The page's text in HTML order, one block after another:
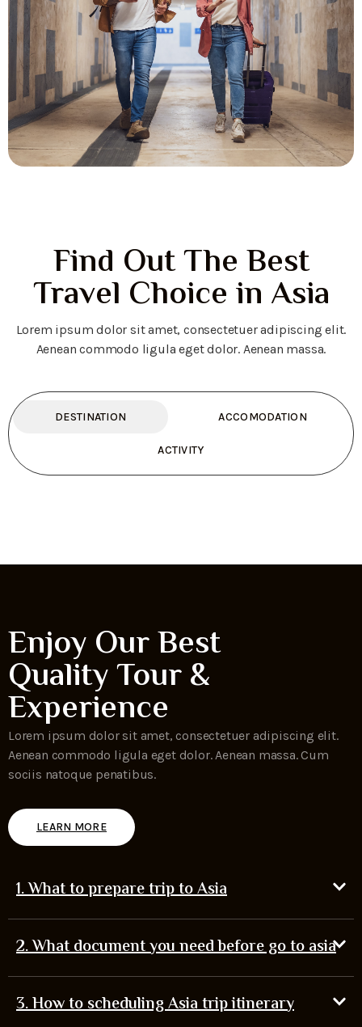
Find Out The Best
Travel Choice in Asia
Lorem ipsum dolor sit amet, consectetuer adipiscing elit.
Aenean commodo ligula eget dolor. Aenean massa.
DESTINATION ACCOMODATION
ACTIVITY
Enjoy Our Best
Quality Tour &
Experience
Lorem ipsum dolor sit amet, consectetuer adipiscing elit.
Aenean commodo ligula eget dolor. Aenean massa. Cum
sociis natoque penatibus.
LEARN MORE
1. What to prepare trip to Asia
2. What document you need before go to asia
3. How to scheduling Asia trip itinerary